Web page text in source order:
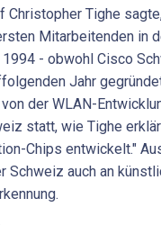
Tighe
Mitarbeitenden in
- obwohl Cisco
Jahr
der WLAN-
statt, wie Tighe
Chips entwickelt."
Schweiz auch an